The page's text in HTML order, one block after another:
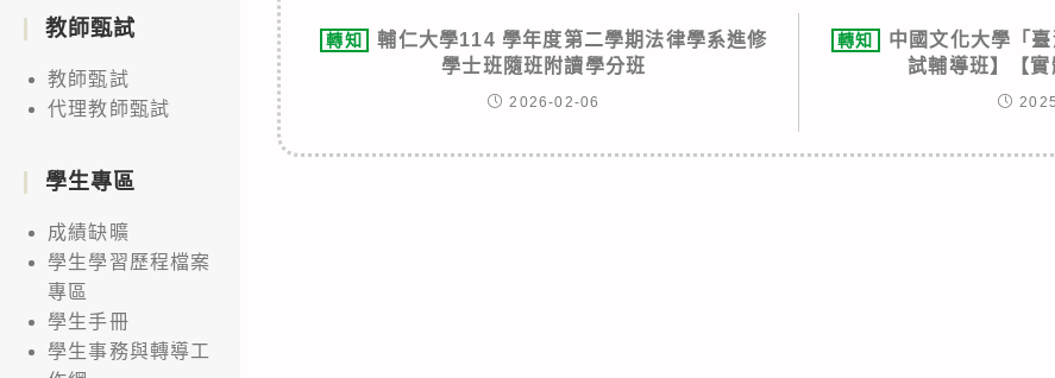
轉知
輔仁大學114 學年度第二學期法律學系進修
學士班隨班附讀學分班
2026-02-06
轉知
中國文化大學「
試輔導班】【
教師甄試
教師甄試
代理教師甄試
學生專區
成績缺曠
學生學習歷程檔案
專區
學生手冊
學生事務與轉導工